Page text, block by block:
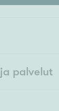
palvelut